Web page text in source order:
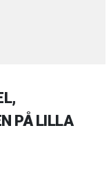
PÅ LILLA